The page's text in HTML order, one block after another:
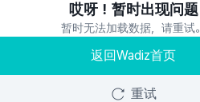
哎呀！暂时出现问题
暂时无法加载数据，请重试。
返回Wadiz首页
重试